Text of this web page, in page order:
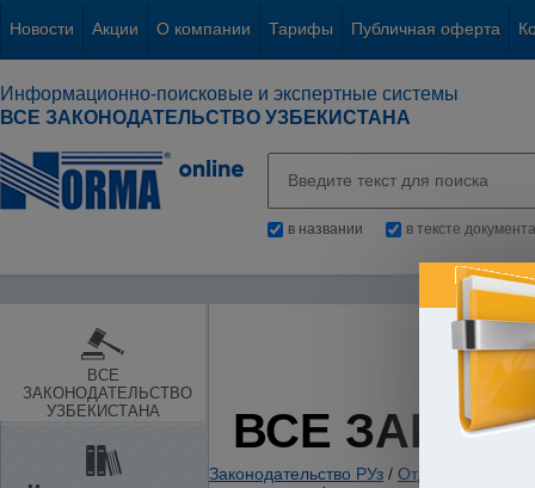
Новости Акции О компании Тарифы Публичная оферта
Информационно-поисковые и экспертные системы
ВСЕ ЗАКОНОДАТЕЛЬСТВО УЗБЕКИСТАНА
в названии в тексте документа
ВСЕ
ЗАКОНОДАТЕЛЬСТВО
УЗБЕКИСТАНА
ВСЕ
Законодательство РУз / Отдельные